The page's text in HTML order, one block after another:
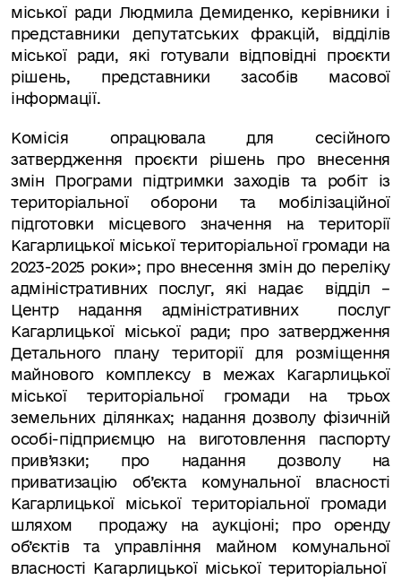
міської ради Людмила Демиденко, керівники і
представники депутатських фракцій, відділів
міської ради, які готували відповідні проєкти
рішень, представники засобів масової
інформації.
Комісія опрацювала для сесійного
затвердження проєкти рішень про внесення
змін Програми підтримки заходів та робіт із
територіальної оборони та мобілізаційної
підготовки місцевого значення на території
Кагарлицької міської територіальної громади на
2023-2025 роки»; про внесення змін до переліку
адміністративних послуг, які надає
відділ –
Центр надання адміністративних
послуг
Кагарлицької міської ради; про затвердження
Детального плану території для розміщення
майнового комплексу в межах Кагарлицької
міської територіальної громади на трьох
земельних ділянках; надання дозволу фізичній
особі-підприємцю на виготовлення паспорту
прив’язки; про надання дозволу на
приватизацію об’єкта комунальної власності
Кагарлицької міської територіальної громади
шляхом
продажу на аукціоні; про оренду
об’єктів та управління майном комунальної
власності Кагарлицької міської територіальної